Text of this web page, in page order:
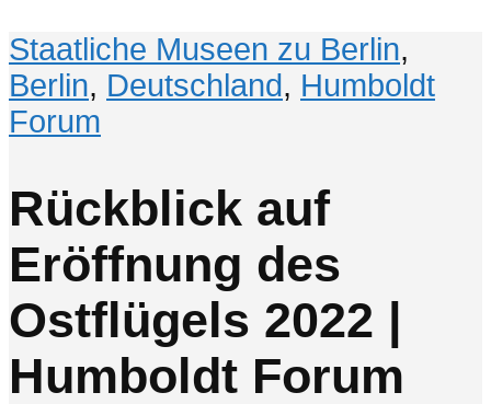
Staatliche Museen zu Berlin,
Berlin, Deutschland, Humboldt
Forum
Rückblick auf
Eröffnung des
Ostflügels 2022 |
Humboldt Forum